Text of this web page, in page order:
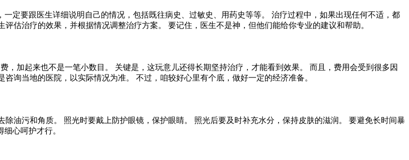
定要跟医生详细说明自己的情况，包括既往病史、过敏史、用药史等等。 治疗过程中，如果出现任何不适，都
估治疗的效果，并根据情况调整治疗方案。 要记住，医生不是神，但他们能给你专业的建议和帮助。
，加起来也不是一笔小数目。 关键是，这玩意儿还得长期坚持治疗，才能看到效果。 而且，费用会受到很多因
询当地的医院，以实际情况为准。 不过，咱较好心里有个底，做好一定的经济准备。
油污和角质。 照光时要戴上防护眼镜，保护眼睛。 照光后要及时补充水分，保持皮肤的滋润。 要避免长时间暴
心呵护才行。